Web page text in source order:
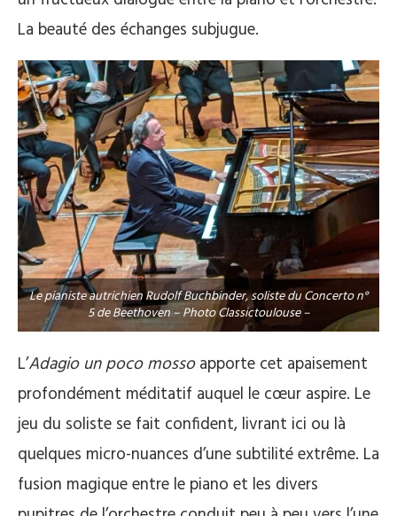
La beauté des échanges subjugue.
Le pianiste autrichien Rudolf Buchbinder, soliste du Concerto n°
5 de Beethoven – Photo Classictoulouse –
L’Adagio un poco mossoapporte cet apaisement
profondément méditatif auquel le cœur aspire. Le
jeu du soliste se fait confident, livrant ici ou là
quelques micro-nuances d’une subtilité extrême. La
fusion magique entre le piano et les divers